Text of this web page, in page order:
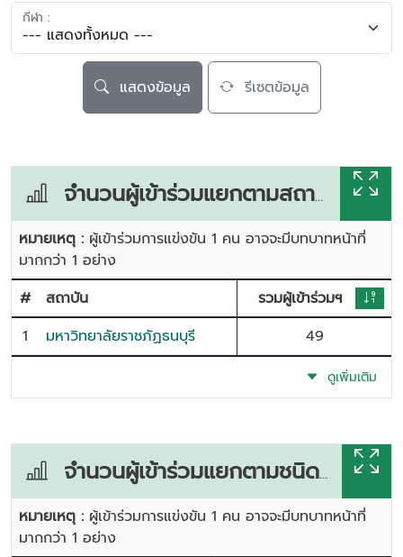
กีฬา :
แสดงข้อมูล รีเซตข้อมูล
จำนวนผู้เข้าร่วมแยกตามสถาบัน
หมายเหตุ : ผู้เข้าร่วมการแข่งขัน 1 คน อาจจะมีบทบาทหน้าที่
มากกว่า 1 อย่าง
#
สถาบัน
รวมผู้เข้าร่วมฯ
1
มหาวิทยาลัยราชภัฏธนบุรี 49
ดูเพิ่มเติม
จำนวนผู้เข้าร่วมแยกตามชนิดกีฬา
หมายเหตุ : ผู้เข้าร่วมการแข่งขัน 1 คน อาจจะมีบทบาทหน้าที่
มากกว่า 1 อย่าง